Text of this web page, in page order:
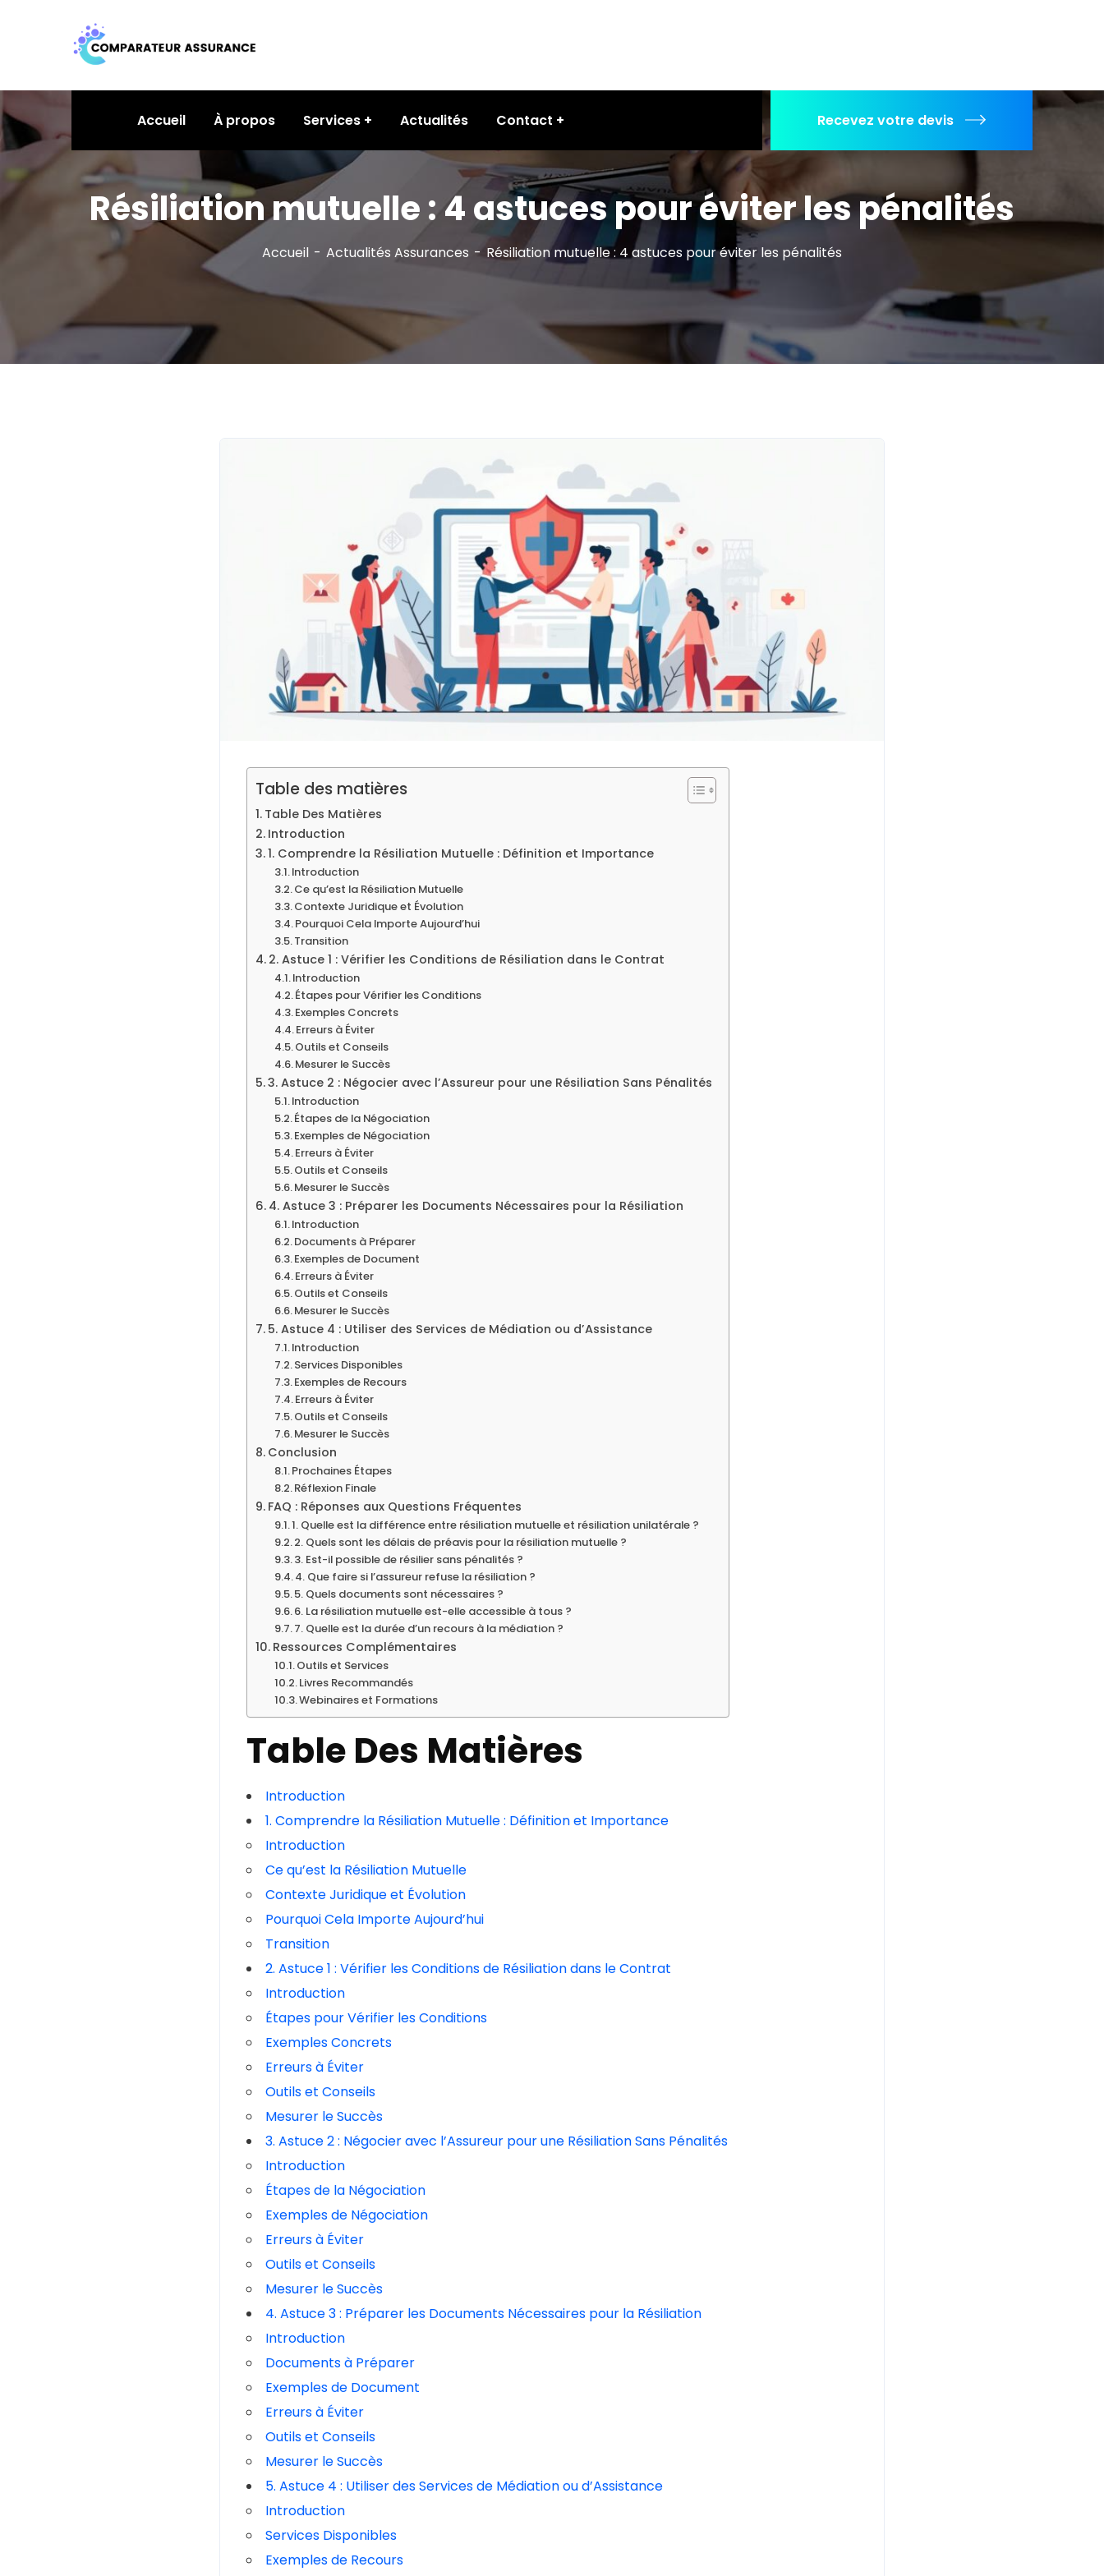
Accueil À propos Services Actualités Contact Recevez votre devis
Résiliation mutuelle : 4 astuces pour éviter les pénalités
Accueil Actualités Assurances Résiliation mutuelle : 4 astuces pour éviter les pénalités
Table des matières
Table Des Matières
Introduction
1. Comprendre la Résiliation Mutuelle : Définition et Importance
Introduction
Ce qu’est la Résiliation Mutuelle
Contexte Juridique et Évolution
Pourquoi Cela Importe Aujourd’hui
Transition
2. Astuce 1 : Vérifier les Conditions de Résiliation dans le Contrat
Introduction
Étapes pour Vérifier les Conditions
Exemples Concrets
Erreurs à Éviter
Outils et Conseils
Mesurer le Succès
3. Astuce 2 : Négocier avec l’Assureur pour une Résiliation Sans Pénalités
Introduction
Étapes de la Négociation
Exemples de Négociation
Erreurs à Éviter
Outils et Conseils
Mesurer le Succès
4. Astuce 3 : Préparer les Documents Nécessaires pour la Résiliation
Introduction
Documents à Préparer
Exemples de Document
Erreurs à Éviter
Outils et Conseils
Mesurer le Succès
5. Astuce 4 : Utiliser des Services de Médiation ou d’Assistance
Introduction
Services Disponibles
Exemples de Recours
Erreurs à Éviter
Outils et Conseils
Mesurer le Succès
Conclusion
Prochaines Étapes
Réflexion Finale
FAQ : Réponses aux Questions Fréquentes
1. Quelle est la différence entre résiliation mutuelle et résiliation unilatérale ?
2. Quels sont les délais de préavis pour la résiliation mutuelle ?
3. Est-il possible de résilier sans pénalités ?
4. Que faire si l’assureur refuse la résiliation ?
5. Quels documents sont nécessaires ?
6. La résiliation mutuelle est-elle accessible à tous ?
7. Quelle est la durée d’un recours à la médiation ?
Ressources Complémentaires
Outils et Services
Livres Recommandés
Webinaires et Formations
Table Des Matières
Introduction
1. Comprendre la Résiliation Mutuelle : Définition et Importance
Introduction
Ce qu’est la Résiliation Mutuelle
Contexte Juridique et Évolution
Pourquoi Cela Importe Aujourd’hui
Transition
2. Astuce 1 : Vérifier les Conditions de Résiliation dans le Contrat
Introduction
Étapes pour Vérifier les Conditions
Exemples Concrets
Erreurs à Éviter
Outils et Conseils
Mesurer le Succès
3. Astuce 2 : Négocier avec l’Assureur pour une Résiliation Sans Pénalités
Introduction
Étapes de la Négociation
Exemples de Négociation
Erreurs à Éviter
Outils et Conseils
Mesurer le Succès
4. Astuce 3 : Préparer les Documents Nécessaires pour la Résiliation
Introduction
Documents à Préparer
Exemples de Document
Erreurs à Éviter
Outils et Conseils
Mesurer le Succès
5. Astuce 4 : Utiliser des Services de Médiation ou d’Assistance
Introduction
Services Disponibles
Exemples de Recours